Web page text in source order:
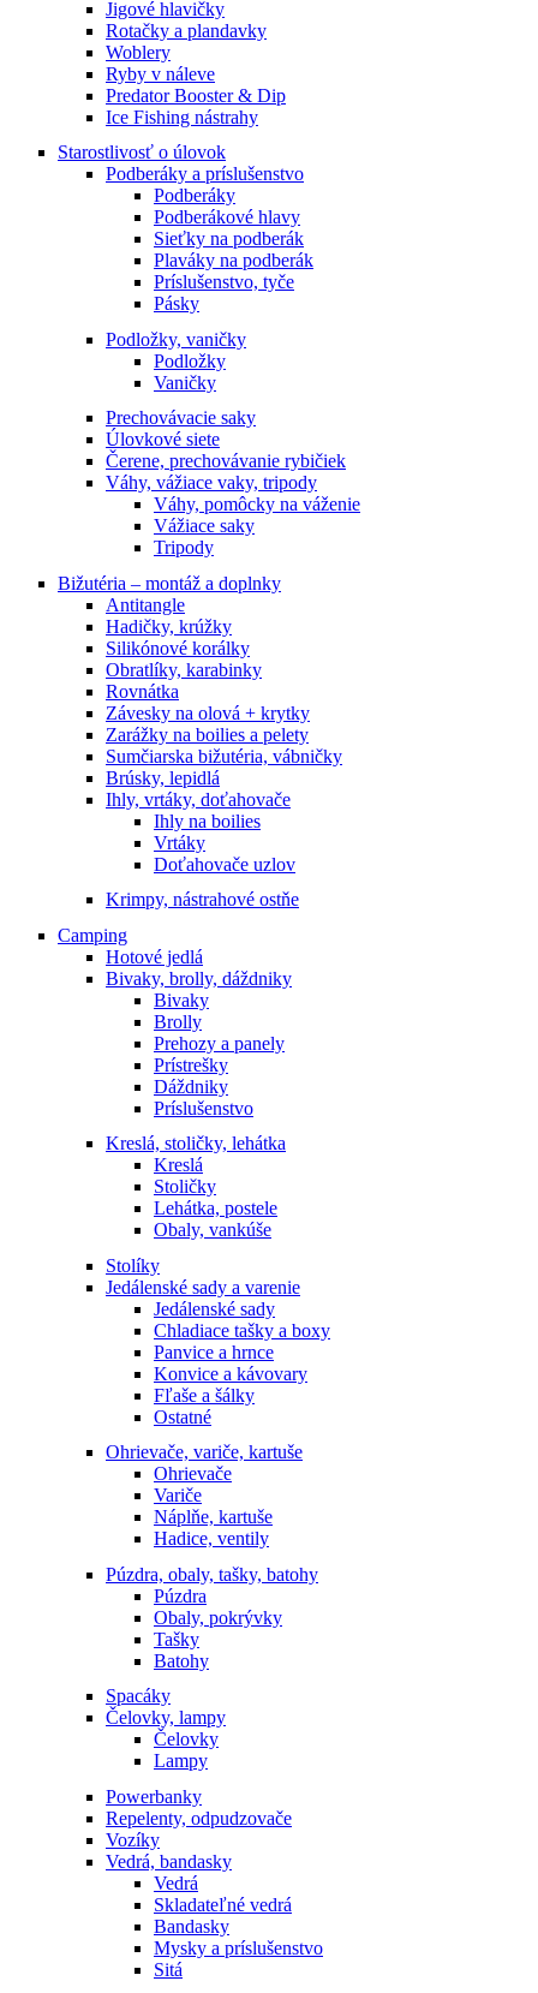
Jigové hlavičky
Rotačky a plandavky
Woblery
Ryby v náleve
Predator Booster & Dip
Ice Fishing nástrahy
Starostlivosť o úlovok
Podberáky a príslušenstvo
Podberáky
Podberákové hlavy
Sieťky na podberák
Plaváky na podberák
Príslušenstvo, tyče
Pásky
Podložky, vaničky
Podložky
Vaničky
Prechovávacie saky
Úlovkové siete
Čerene, prechovávanie rybičiek
Váhy, vážiace vaky, tripody
Váhy, pomôcky na váženie
Vážiace saky
Tripody
Bižutéria – montáž a doplnky
Antitangle
Hadičky, krúžky
Silikónové korálky
Obratlíky, karabinky
Rovnátka
Závesky na olová + krytky
Zarážky na boilies a pelety
Sumčiarska bižutéria, vábničky
Brúsky, lepidlá
Ihly, vrtáky, doťahovače
Ihly na boilies
Vrtáky
Doťahovače uzlov
Krimpy, nástrahové ostňe
Camping
Hotové jedlá
Bivaky, brolly, dáždniky
Bivaky
Brolly
Prehozy a panely
Prístrešky
Dáždniky
Príslušenstvo
Kreslá, stoličky, lehátka
Kreslá
Stoličky
Lehátka, postele
Obaly, vankúše
Stolíky
Jedálenské sady a varenie
Jedálenské sady
Chladiace tašky a boxy
Panvice a hrnce
Konvice a kávovary
Fľaše a šálky
Ostatné
Ohrievače, variče, kartuše
Ohrievače
Variče
Náplňe, kartuše
Hadice, ventily
Púzdra, obaly, tašky, batohy
Púzdra
Obaly, pokrývky
Tašky
Batohy
Spacáky
Čelovky, lampy
Čelovky
Lampy
Powerbanky
Repelenty, odpudzovače
Vozíky
Vedrá, bandasky
Vedrá
Skladateľné vedrá
Bandasky
Mysky a príslušenstvo
Sitá